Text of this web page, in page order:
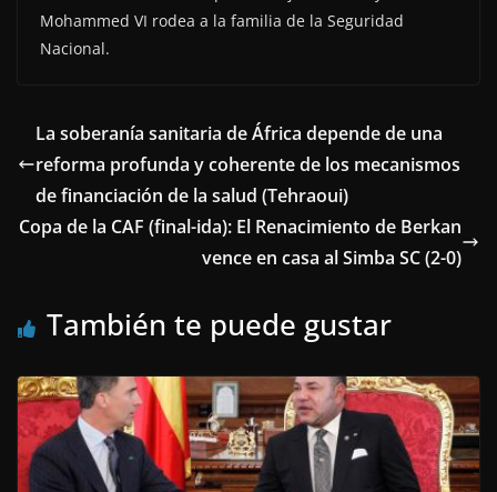
Mohammed VI rodea a la familia de la Seguridad
Nacional.
La soberanía sanitaria de África depende de una
reforma profunda y coherente de los mecanismos
de financiación de la salud (Tehraoui)
Copa de la CAF (final-ida): El Renacimiento de Berkan
vence en casa al Simba SC (2-0)
También te puede gustar